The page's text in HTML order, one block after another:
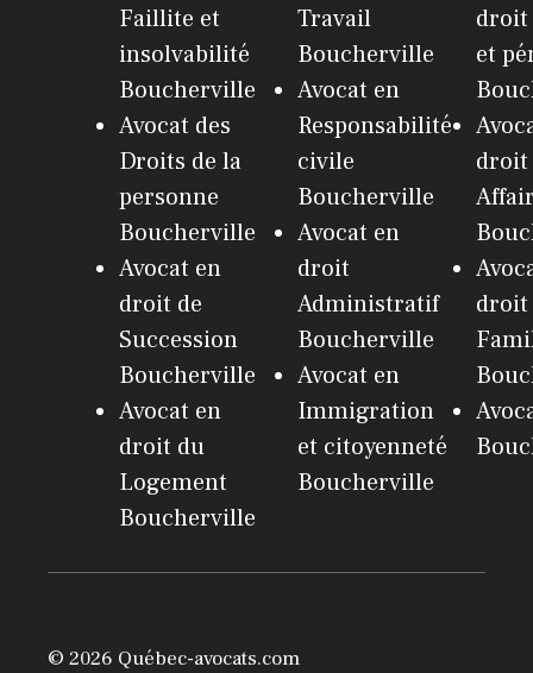
Faillite et
insolvabilité
Boucherville
Avocat des
Droits de la
personne
Boucherville
Avocat en
droit de
Succession
Boucherville
Avocat en
droit du
Logement
Boucherville
Travail
Boucherville
Avocat en
Responsabilité
civile
Boucherville
Avocat en
droit
Administratif
Boucherville
Avocat en
Immigration
et citoyenneté
Boucherville
et
droit
droit
© 2026 Québec-avocats.com